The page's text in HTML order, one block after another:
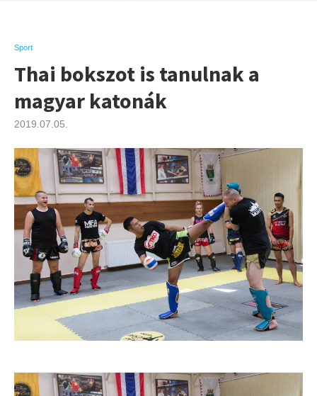
Sport
Thai bokszot is tanulnak a
magyar katonák
2019.07.05.